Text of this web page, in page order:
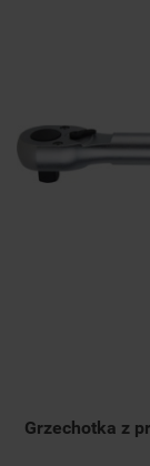
Grzechotka z